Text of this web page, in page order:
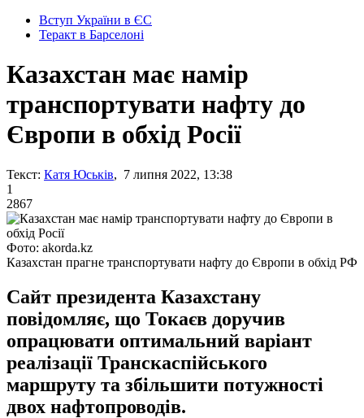
Вступ України в ЄС
Теракт в Барселоні
Казахстан має намір
транспортувати нафту до
Європи в обхід Росії
Текст: Катя Юськів, 7 липня 2022, 13:38
1
2867
Фото: akorda.kz
Казахстан прагне транспортувати нафту до Європи в обхід РФ
Сайт президента Казахстану
повідомляє, що Токаєв доручив
опрацювати оптимальний варіант
реалізації Транскаспійського
маршруту та збільшити потужності
двох нафтопроводів.